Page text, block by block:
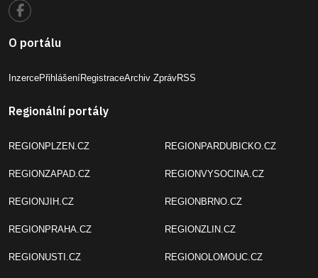
O portálu
InzercePřihlášeníRegistraceArchiv ZprávRSS
Regionální portály
REGIONPLZEN.CZ
REGIONZAPAD.CZ
REGIONJIH.CZ
REGIONPRAHA.CZ
REGIONUSTI.CZ
REGIONPARDUBICKO.CZ
REGIONVYSOCINA.CZ
REGIONBRNO.CZ
REGIONZLIN.CZ
REGIONOLOMOUC.CZ